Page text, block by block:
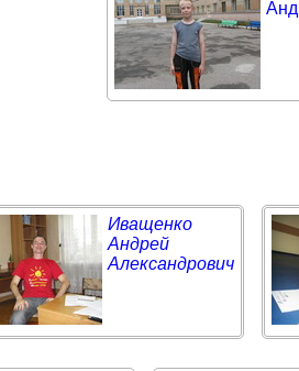
Иващенко
Андрей
Александрович